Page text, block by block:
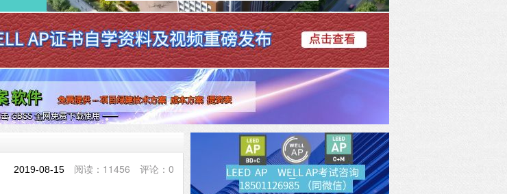
2019-08-15 阅读：11456 评论：0